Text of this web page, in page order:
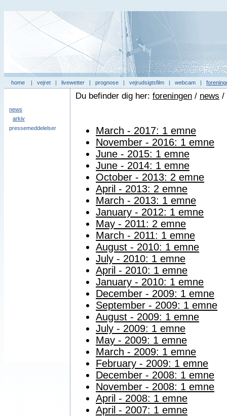
home|vejret|livewetter|prognose|vejrudsigtsfilm|webcam|
news
arkiv
pressemeddelelser
Du befinder dig her: foreningen / news /
March - 2017: 1 emne
November - 2016: 1 emne
June - 2015: 1 emne
June - 2014: 1 emne
October - 2013: 2 emne
April - 2013: 2 emne
March - 2013: 1 emne
January - 2012: 1 emne
May - 2011: 2 emne
March - 2011: 1 emne
August - 2010: 1 emne
July - 2010: 1 emne
April - 2010: 1 emne
January - 2010: 1 emne
December - 2009: 1 emne
September - 2009: 1 emne
August - 2009: 1 emne
July - 2009: 1 emne
May - 2009: 1 emne
March - 2009: 1 emne
February - 2009: 1 emne
December - 2008: 1 emne
November - 2008: 1 emne
April - 2008: 1 emne
April - 2007: 1 emne